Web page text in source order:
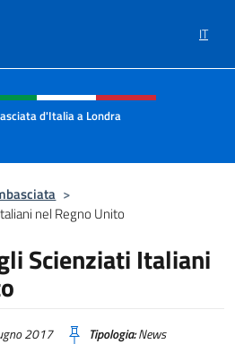
IT
social e menù
d'Italia a Londra
>
nel Regno Unito
Scienziati Italiani
2017 Tipologia:News